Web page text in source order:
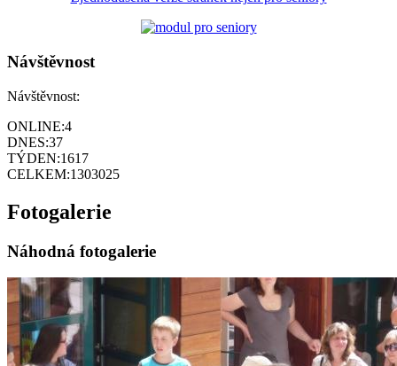
Návštěvnost
Návštěvnost:
ONLINE:4
DNES:37
TÝDEN:1617
CELKEM:1303025
Fotogalerie
Náhodná fotogalerie